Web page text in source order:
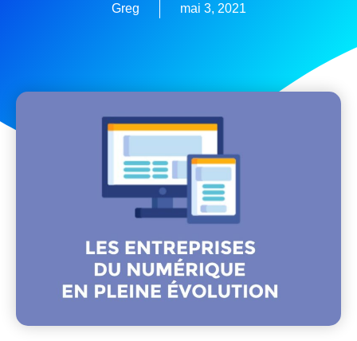
Greg mai 3, 2021